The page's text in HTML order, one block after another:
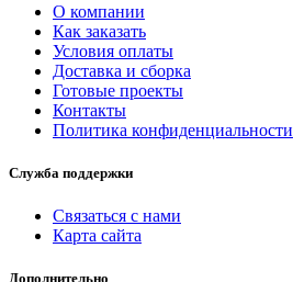
O компании
Как заказать
Условия оплаты
Доставка и сборка
Готовые проекты
Контакты
Политика конфиденциальности
Служба поддержки
Связаться с нами
Карта сайта
Дополнительно